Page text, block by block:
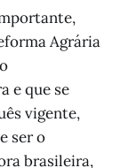
Agrária
e que se
vigente,
ser o
brasileira,